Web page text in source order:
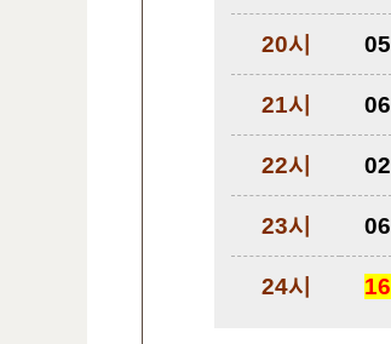
20시 05
21시 06
22시 02
23시 06
24시 16